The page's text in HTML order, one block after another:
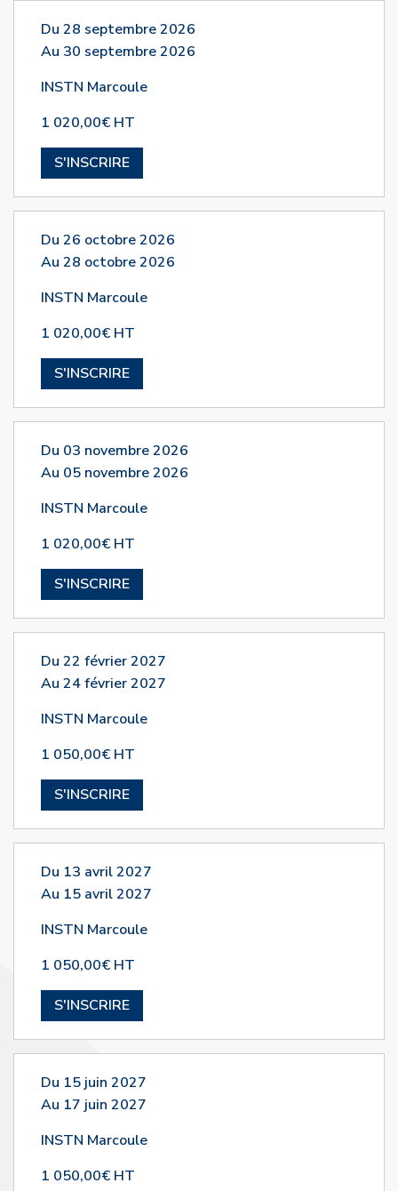
Du 28 septembre 2026
Au 30 septembre 2026
INSTN Marcoule
1 020,00€ HT
S'INSCRIRE
Du 26 octobre 2026
Au 28 octobre 2026
INSTN Marcoule
1 020,00€ HT
S'INSCRIRE
Du 03 novembre 2026
Au 05 novembre 2026
INSTN Marcoule
1 020,00€ HT
S'INSCRIRE
Du 22 février 2027
Au 24 février 2027
INSTN Marcoule
1 050,00€ HT
S'INSCRIRE
Du 13 avril 2027
Au 15 avril 2027
INSTN Marcoule
1 050,00€ HT
S'INSCRIRE
Du 15 juin 2027
Au 17 juin 2027
INSTN Marcoule
1 050,00€ HT